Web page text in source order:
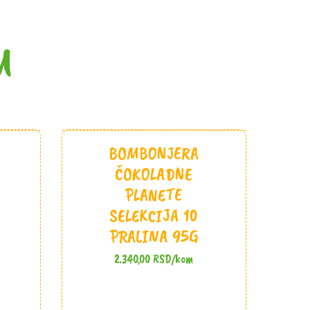
BOMBONJERA
ČOKOLADNE
PLANETE
SELEKCIJA 10
PRALINA 95G
2.340,00RSD/kom